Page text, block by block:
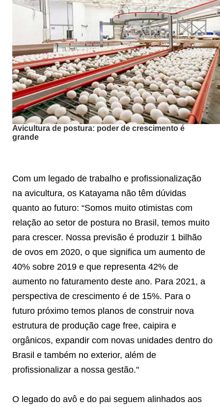
Avicultura de postura: poder de crescimento é
grande
Com um legado de trabalho e profissionalização
na avicultura, os Katayama não têm dúvidas
quanto ao futuro: “Somos muito otimistas com
relação ao setor de postura no Brasil, temos muito
para crescer. Nossa previsão é produzir 1 bilhão
de ovos em 2020, o que significa um aumento de
40% sobre 2019 e que representa 42% de
aumento no faturamento deste ano. Para 2021, a
perspectiva de crescimento é de 15%. Para o
futuro próximo temos planos de construir nova
estrutura de produção cage free, caipira e
orgânicos, expandir com novas unidades dentro do
Brasil e também no exterior, além de
profissionalizar a nossa gestão."
O legado do avô e do pai seguem alinhados aos